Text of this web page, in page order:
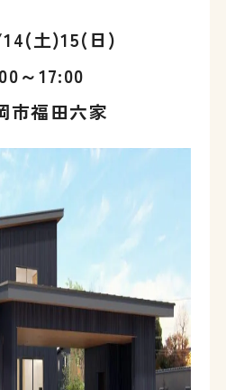
14(土)15(日)
～17:00
市福田六家